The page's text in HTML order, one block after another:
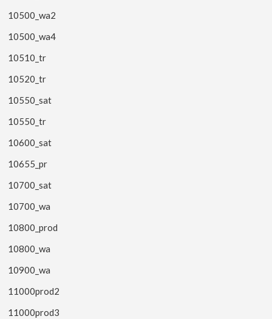
10500_wa2
10500_wa4
10510_tr
10520_tr
10550_sat
10550_tr
10600_sat
10655_pr
10700_sat
10700_wa
10800_prod
10800_wa
10900_wa
11000prod2
11000prod3